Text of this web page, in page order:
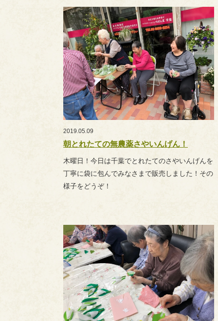
2019.05.09
朝とれたての無農薬さやいんげん！
木曜日！今日は千葉でとれたてのさやいんげんを
丁寧に袋に包んでみなさまで販売しました！その
様子をどうぞ！